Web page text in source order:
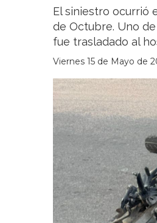
El siniestro ocurrió
de Octubre. Uno
fue trasladado al
Viernes 15 de Mayo de